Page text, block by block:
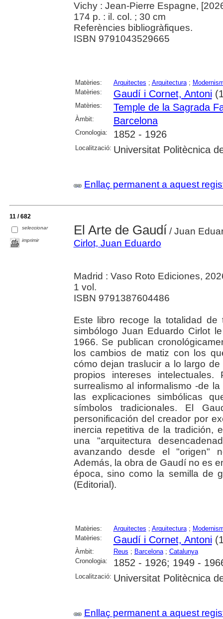
Vichy : Jean-Pierre Espagne,
174 p. : il. col. ; 30 cm
Referències bibliogràfiques.
ISBN 9791043529665
Matèries: Arquitectes ; Arquitectura;
Matèries:
Gaudí i Cornet, Antoni
Matèries: Temple de la Sagrada
Àmbit: Barcelona
Cronologia: 1852 - 1926
Localització: Universitat Politècnica
Enllaç permanent a aquest
11 / 682
seleccionar
imprimir
El Arte de Gaudí / Juan
Cirlot, Juan Eduardo
Madrid : Vaso Roto Ediciones,
1 vol.
ISBN 9791387604486
Este libro recoge la totalidad
simbólogo Juan Eduardo Cirlot
1966. Se publican
los cambios de matiz con los
cómo dejan traslucir a lo largo
propios intereses
surrealismo al informalismo -de
las explicaciones simbólicas
símbolos tradicionales. El
personificación del creador por
inercia repetitiva de la tradición,
una "arquitectura
avanzando desde el "origen"
Además, la obra de Gaudí no es
época, sino como la semilla de
(Editorial).
Matèries: Arquitectes ; Arquitectura;
Matèries:
Gaudí i Cornet, Antoni
Àmbit: Reus ; Barcelona; Catalunya
Cronologia:
1852 - 1926; 1949 -
Localització: Universitat Politècnica
Enllaç permanent a aquest